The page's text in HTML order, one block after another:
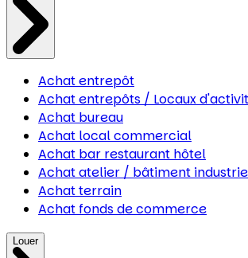
Achat entrepôt
Achat entrepôts / Locaux
Achat bureau
Achat local commercial
Achat bar restaurant hôtel
Achat atelier / bâtiment
Achat terrain
Achat fonds de commerce
Louer